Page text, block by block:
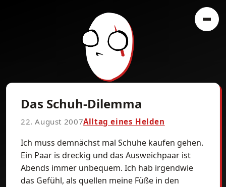
Das Schuh-Dilemma
22. August 2007Alltag eines Helden
Ich muss demnächst mal Schuhe kaufen gehen.
Ein Paar is dreckig und das Ausweichpaar ist
Abends immer unbequem. Ich hab irgendwie
das Gefühl, als quellen meine Füße in den